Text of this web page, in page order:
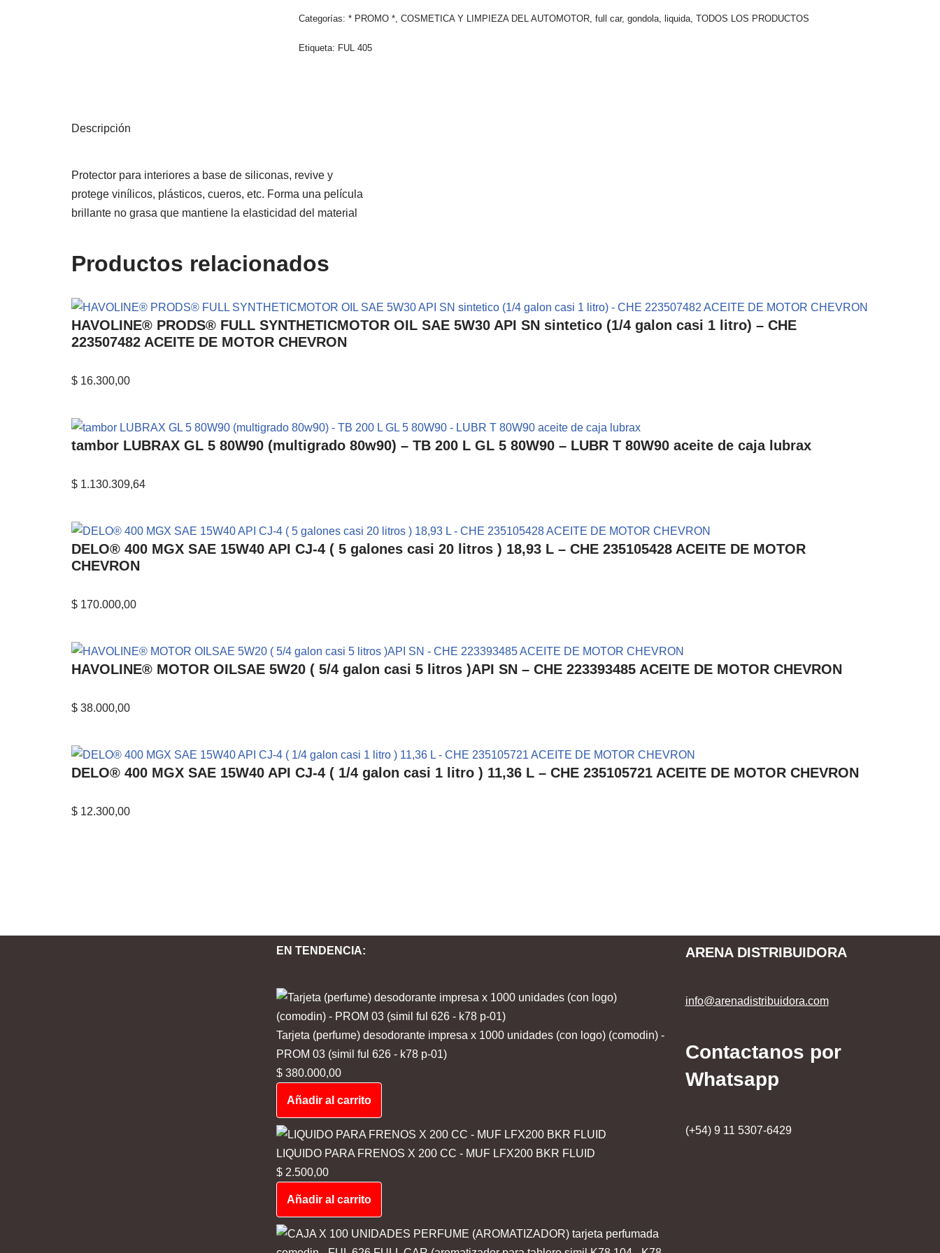
Categorías: * PROMO *, COSMETICA Y LIMPIEZA DEL AUTOMOTOR, full car, gondola, liquida, TODOS LOS PRODUCTOS
Etiqueta: FUL 405
Descripción
Protector para interiores a base de siliconas, revive y
protege vinílicos, plásticos, cueros, etc. Forma una película
brillante no grasa que mantiene la elasticidad del material
Productos relacionados
HAVOLINE® PRODS® FULL SYNTHETICMOTOR OIL SAE 5W30 API SN sintetico (1/4 galon casi 1 litro) – CHE
223507482 ACEITE DE MOTOR CHEVRON
$ 16.300,00
tambor LUBRAX GL 5 80W90 (multigrado 80w90) – TB 200 L GL 5 80W90 – LUBR T 80W90 aceite de caja lubrax
$ 1.130.309,64
DELO® 400 MGX SAE 15W40 API CJ-4 ( 5 galones casi 20 litros ) 18,93 L – CHE 235105428 ACEITE DE MOTOR
CHEVRON
$ 170.000,00
HAVOLINE® MOTOR OILSAE 5W20 ( 5/4 galon casi 5 litros )API SN – CHE 223393485 ACEITE DE MOTOR CHEVRON
$ 38.000,00
DELO® 400 MGX SAE 15W40 API CJ-4 ( 1/4 galon casi 1 litro ) 11,36 L – CHE 235105721 ACEITE DE MOTOR CHEVRON
$ 12.300,00
EN TENDENCIA:
Tarjeta (perfume) desodorante impresa x 1000 unidades (con logo) (comodin) -
PROM 03 (simil ful 626 - k78 p-01)
$380.000,00
Añadir al carrito
LIQUIDO PARA FRENOS X 200 CC - MUF LFX200 BKR FLUID
$2.500,00
Añadir al carrito
ARENA DISTRIBUIDORA
info@arenadistribuidora.com
Contactanos por
Whatsapp
(+54) 9 11 5307-6429